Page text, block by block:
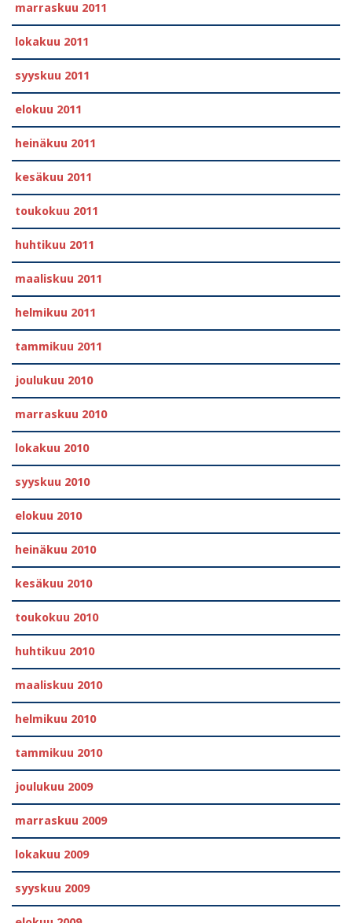
marraskuu 2011
lokakuu 2011
syyskuu 2011
elokuu 2011
heinäkuu 2011
kesäkuu 2011
toukokuu 2011
huhtikuu 2011
maaliskuu 2011
helmikuu 2011
tammikuu 2011
joulukuu 2010
marraskuu 2010
lokakuu 2010
syyskuu 2010
elokuu 2010
heinäkuu 2010
kesäkuu 2010
toukokuu 2010
huhtikuu 2010
maaliskuu 2010
helmikuu 2010
tammikuu 2010
joulukuu 2009
marraskuu 2009
lokakuu 2009
syyskuu 2009